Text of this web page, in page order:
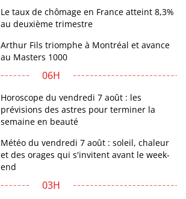
Le taux de chômage en France atteint 8,3%
au deuxième trimestre
Arthur Fils triomphe à Montréal et avance
au Masters 1000
06H
Horoscope du vendredi 7 août : les
prévisions des astres pour terminer la
semaine en beauté
Météo du vendredi 7 août : soleil, chaleur
et des orages qui s'invitent avant le week-
end
03H